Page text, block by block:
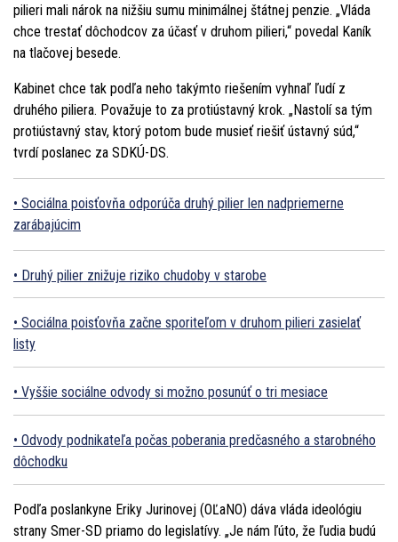
pilieri mali nárok na nižšiu sumu minimálnej štátnej penzie. „Vláda
chce trestať dôchodcov za účasť v druhom pilieri,“ povedal Kaník
na tlačovej besede.
Kabinet chce tak podľa neho takýmto riešením vyhnaľ ľudí z
druhého piliera. Považuje to za protiústavný krok. „Nastolí sa tým
protiústavný stav, ktorý potom bude musieť riešiť ústavný súd,“
tvrdí poslanec za SDKÚ-DS.
Sociálna poisťovňa odporúča druhý pilier len nadpriemerne
zarábajúcim
Druhý pilier znižuje riziko chudoby v starobe
Sociálna poisťovňa začne sporiteľom v druhom pilieri zasielať
listy
Vyššie sociálne odvody si možno posunúť o tri mesiace
Odvody podnikateľa počas poberania predčasného a starobného
dôchodku
Podľa poslankyne Eriky Jurinovej (OĽaNO) dáva vláda ideológiu
strany Smer-SD priamo do legislatívy. „Je nám ľúto, že ľudia budú